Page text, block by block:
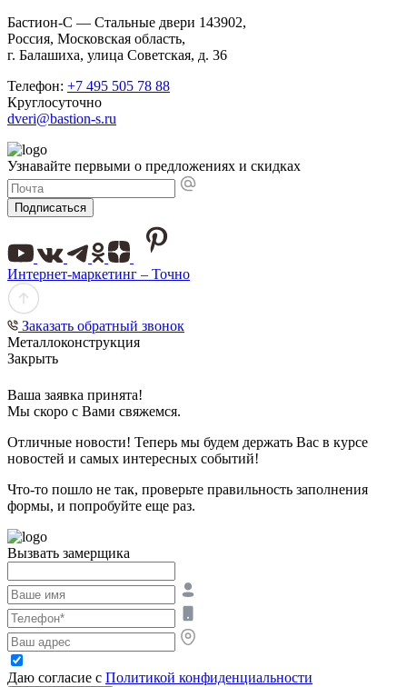
Бастион-С — Стальные двери 143902,
Россия, Московская область,
г. Балашиха, улица Советская, д. 36
Телефон: +7 495 505 78 88
Круглосуточно
dveri@bastion-s.ru
Узнавайте первыми о предложениях и скидках
Подписаться
Интернет-маркетинг – Точно
Заказать обратный звонок
Металлоконструкция
Закрыть
Ваша заявка принята!
Мы скоро с Вами свяжемся.
Отличные новости! Теперь мы будем держать Вас в курсе
новостей и самых интересных событий!
Что-то пошло не так, проверьте правильность заполнения
формы, и попробуйте еще раз.
Вызвать замерщика
Даю согласие с Политикой конфиденциальности